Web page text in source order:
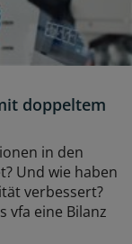
doppeltem
in den
Und wie haben
verbessert?
vfa eine Bilanz